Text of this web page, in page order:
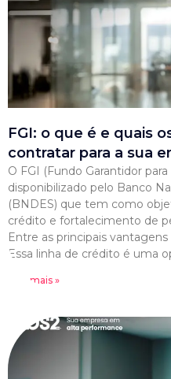
FGI: o que é e quais
contratar para a sua
O FGI (Fundo Garantidor
disponibilizado pelo Banco
(BNDES) que tem como
crédito e fortalecimento de
Entre as principais
Essa linha de crédito é uma
Leia mais »